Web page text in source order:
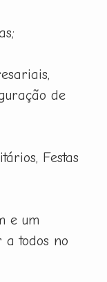
de
Festas
e um
a todos no